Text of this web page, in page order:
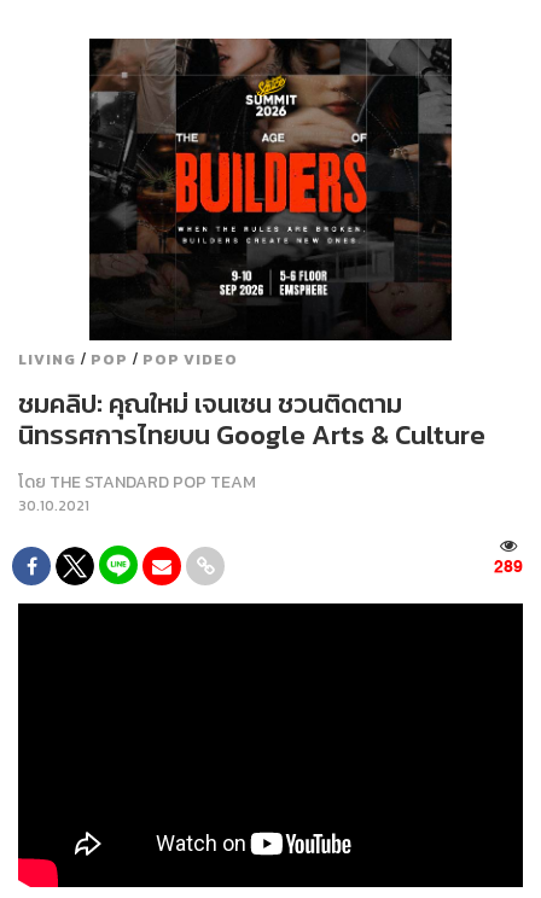
LIVING / POP / POP VIDEO
ชมคลิป: คุณใหม่ เจนเซน ชวนติดตาม
นิทรรศการไทยบน Google Arts & Culture
โดย THE STANDARD POP TEAM
30.10.2021
289